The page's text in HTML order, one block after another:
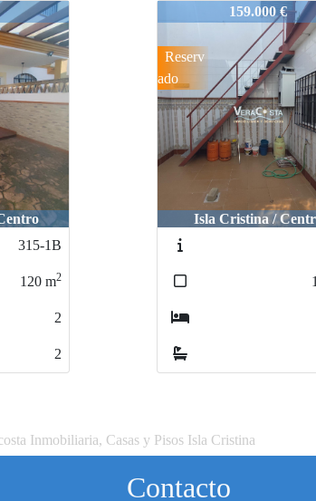
332-1
110m2
3
1
189.500 €
Isla Cristina /
CARNAVAL
Vendid
o
Inmobiliaria, Casas y Pisos Isla Cristina
Contacto